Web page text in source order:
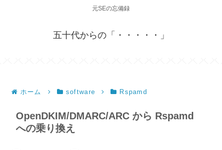
元SEの忘備録
五十代からの「・・・・・」
ホーム software Rspamd
OpenDKIM/DMARC/ARC から Rspamd
への乗り換え